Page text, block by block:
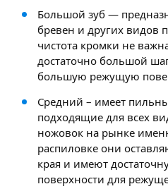
Большой зуб —
бревен и других видов
чистота кромки не
достаточно большой
большую режущую
Средний – имеет
подходящие для всех
ножовок на рынке
распиловке они
края и имеют
поверхности для